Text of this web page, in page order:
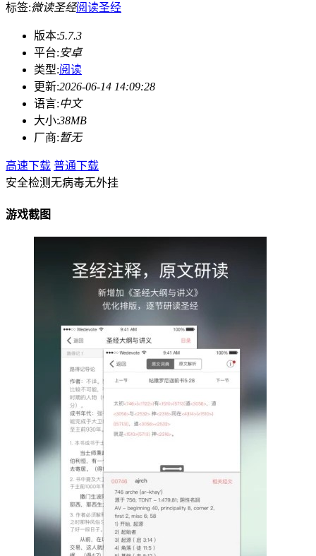
标签:微读圣经阅读圣经
版本:5.7.3
平台:安卓
类型:阅读
更新:2026-06-14 14:09:28
语言:中文
大小:38MB
厂商:暂无
高速下载 普通下载
安全检测无病毒无外挂
游戏截图